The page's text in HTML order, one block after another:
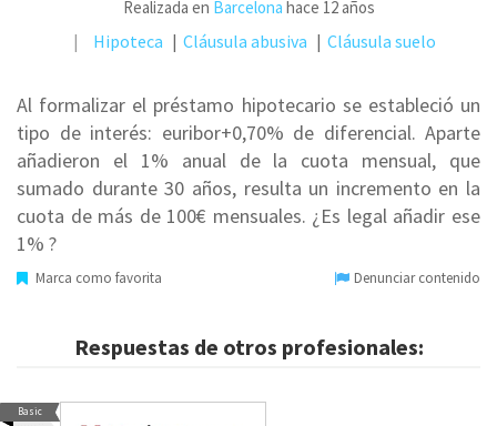
Realizada en Barcelona hace 12 años
Hipoteca Cláusula abusiva Cláusula suelo
Al formalizar el préstamo hipotecario se estableció un
tipo de interés: euribor+0,70% de diferencial. Aparte
añadieron el 1% anual de la cuota mensual, que
sumado durante 30 años, resulta un incremento en la
cuota de más de 100€ mensuales. ¿Es legal añadir ese
1% ?
Marca como favorita Denunciar contenido
Respuestas de otros profesionales:
Basic